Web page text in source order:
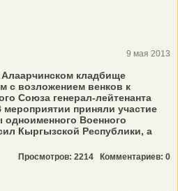
9 мая 2013
кладбище
с возложением венков к
Союза генерал-лейтенанта
приняли участие
одноименного Военного
Кыргызской Республики, а
Просмотров: 2214 Комментариев: 0